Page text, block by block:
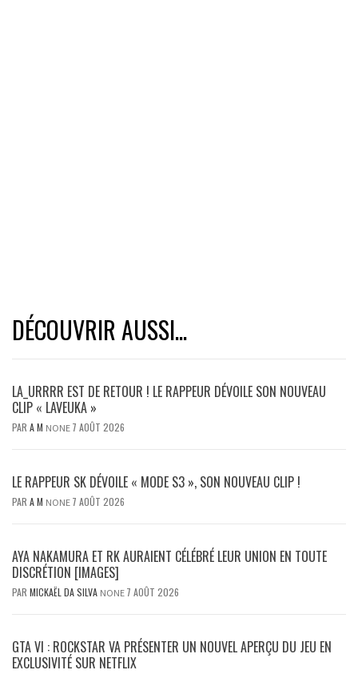
DÉCOUVRIR AUSSI...
LA_URRRR EST DE RETOUR ! LE RAPPEUR DÉVOILE SON NOUVEAU
CLIP « LAVEUKA »
PAR A M NONE 7 AOÛT 2026
LE RAPPEUR SK DÉVOILE « MODE S3 », SON NOUVEAU CLIP !
PAR A M NONE 7 AOÛT 2026
AYA NAKAMURA ET RK AURAIENT CÉLÉBRÉ LEUR UNION EN TOUTE
DISCRÉTION [IMAGES]
PAR MICKAËL DA SILVA NONE 7 AOÛT 2026
GTA VI : ROCKSTAR VA PRÉSENTER UN NOUVEL APERÇU DU JEU EN
EXCLUSIVITÉ SUR NETFLIX